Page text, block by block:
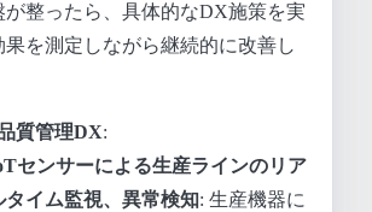
が整ったら、具体的なDX施策を実
を測定しながら継続的に改善し
質管理DX:
センサーによる生産ラインのリア
タイム監視、異常検知: 生産機器に